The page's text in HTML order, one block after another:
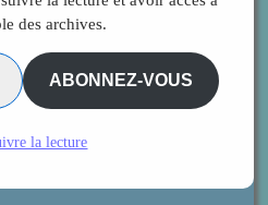
des archives.
ABONNEZ-VOUS
la lecture